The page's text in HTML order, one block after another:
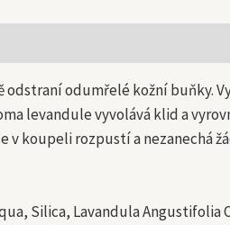
odstraní odumřelé kožní buňky.
levandule vyvolává klid a
v koupeli rozpustí a nezanechá
Silica, Lavandula